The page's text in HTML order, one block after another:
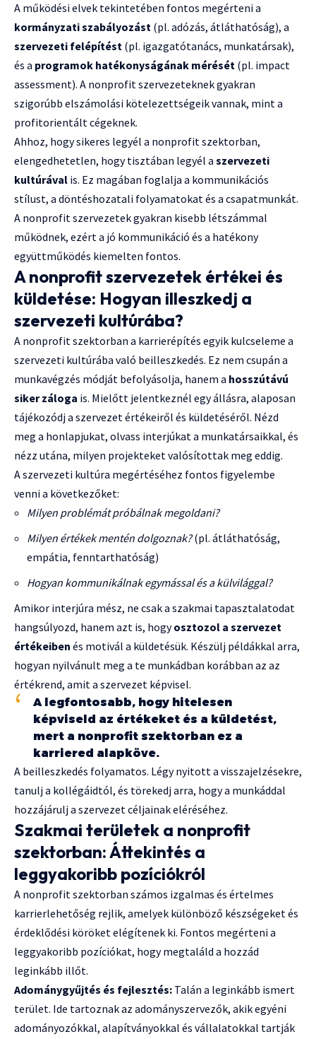
A működési elvek tekintetében fontos megérteni a
kormányzati szabályozást (pl. adózás, átláthatóság), a
szervezeti felépítést (pl. igazgatótanács, munkatársak),
és a programok hatékonyságának mérését (pl. impact
assessment). A nonprofit szervezeteknek gyakran
szigorúbb elszámolási kötelezettségeik vannak, mint a
profitorientált cégeknek.
Ahhoz, hogy sikeres legyél a nonprofit szektorban,
elengedhetetlen, hogy tisztában legyél a szervezeti
kultúrával is. Ez magában foglalja a kommunikációs
stílust, a döntéshozatali folyamatokat és a csapatmunkát.
A nonprofit szervezetek gyakran kisebb létszámmal
működnek, ezért a jó kommunikáció és a hatékony
együttműködés kiemelten fontos.
A nonprofit szervezetek értékei és
küldetése: Hogyan illeszkedj a
szervezeti kultúrába?
A nonprofit szektorban a karrierépítés egyik kulcseleme a
szervezeti kultúrába való beilleszkedés. Ez nem csupán a
munkavégzés módját befolyásolja, hanem a hosszútávú
siker záloga is. Mielőtt jelentkeznél egy állásra, alaposan
tájékozódj a szervezet értékeiről és küldetéséről. Nézd
meg a honlapjukat, olvass interjúkat a munkatársaikkal, és
nézz utána, milyen projekteket valósítottak meg eddig.
A szervezeti kultúra megértéséhez fontos figyelembe
venni a következőket:
Milyen problémát próbálnak megoldani?
Milyen értékek mentén dolgoznak?(pl. átláthatóság,
empátia, fenntarthatóság)
Hogyan kommunikálnak egymással és a külvilággal?
Amikor interjúra mész, ne csak a szakmai tapasztalatodat
hangsúlyozd, hanem azt is, hogyosztozol a szervezet
értékeiben és motivál a küldetésük. Készülj példákkal arra,
hogyan nyilvánult meg a te munkádban korábban az az
értékrend, amit a szervezet képvisel.
A legfontosabb, hogy hitelesen
képviseld az értékeket és a küldetést,
mert a nonprofit szektorban ez a
karriered alapköve.
A beilleszkedés folyamatos. Légy nyitott a visszajelzésekre,
tanulj a kollégáidtól, és törekedj arra, hogy a munkáddal
hozzájárulj a szervezet céljainak eléréséhez.
Szakmai területek a nonprofit
szektorban: Áttekintés a
leggyakoribb pozíciókról
A nonprofit szektorban számos izgalmas és értelmes
karrierlehetőség rejlik, amelyek különböző készségeket és
érdeklődési köröket elégítenek ki. Fontos megérteni a
leggyakoribb pozíciókat, hogy megtaláld a hozzád
leginkább illőt.
Adománygyűjtés és fejlesztés: Talán a leginkább ismert
terület. Ide tartoznak az adományszervezők, akik egyéni
adományozókkal, alapítványokkal és vállalatokkal tartják